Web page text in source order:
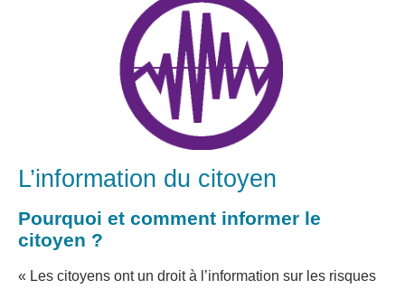
L’information du citoyen
Pourquoi et comment informer le
citoyen ?
« Les citoyens ont un droit à l’information sur les risques